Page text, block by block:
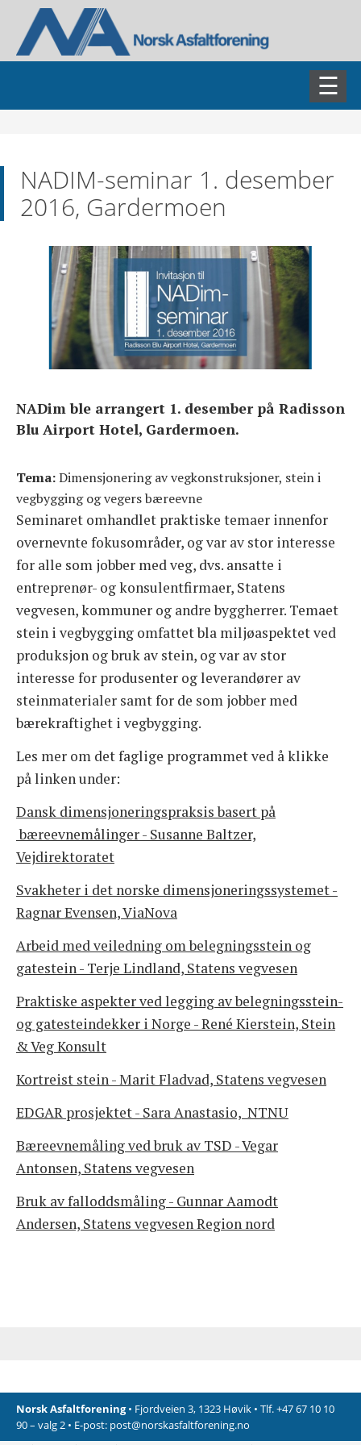
ASFALTDAGEN
NADIM
NAMET
NABIN
STUDIETUR
ASFALT – PRAKTISK TALT
FAGGRUPPER
BLI MEDLEM
OM FORENINGEN
NADIM-seminar 1. desember
2016, Gardermoen
NADim ble arrangert 1. desember på Radisson
Blu Airport Hotel, Gardermoen.
Tema:Dimensjonering av vegkonstruksjoner, stein i
vegbygging og vegers bæreevne
Seminaret omhandlet praktiske temaer innenfor
overnevnte fokusområder, og var av stor interesse
for alle som jobber med veg, dvs. ansatte i
entreprenør- og konsulentfirmaer, Statens
vegvesen, kommuner og andre byggherrer. Temaet
stein i vegbygging omfattet bla miljøaspektet ved
produksjon og bruk av stein, og var av stor
interesse for produsenter og leverandører av
steinmaterialer samt for de som jobber med
bærekraftighet i vegbygging.
Les mer om det faglige programmet ved å klikke
på linken under:
Dansk dimensjoneringspraksis basert på
bæreevnemålinger - Susanne Baltzer,
Vejdirektoratet
Svakheter i det norske dimensjoneringssystemet -
Ragnar Evensen, ViaNova
Arbeid med veiledning om belegningsstein og
gatestein - Terje Lindland, Statens vegvesen
Praktiske aspekter ved legging av belegningsstein-
og gatesteindekker i Norge - René Kierstein, Stein
& Veg Konsult
Kortreist stein - Marit Fladvad, Statens vegvesen
EDGAR prosjektet - Sara Anastasio, NTNU
Bæreevnemåling ved bruk av TSD - Vegar
Antonsen, Statens vegvesen
Bruk av falloddsmåling - Gunnar Aamodt
Andersen, Statens vegvesen Region nord
Norsk Asfaltforening• Fjordveien 3, 1323 Høvik • Tlf. +47 67 10 10
90 – valg 2 • E-post: post@norskasfaltforening.no